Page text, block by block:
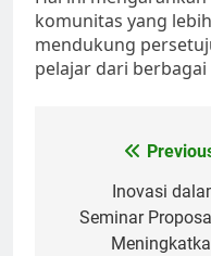
komunitas yang
mendukung
pelajar dari
navigation
Inovasi
Seminar